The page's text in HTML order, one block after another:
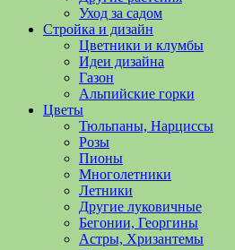
выращивании
Уход за садом
Стройка и дизайн
Цветники и клумбы
Идеи дизайна
Газон
Альпийские горки
Цветы
Тюльпаны, Нарциссы
Розы
Пионы
Многолетники
Летники
Другие луковичные
Бегонии, Георгины
Астры, Хризантемы